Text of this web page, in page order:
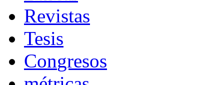
Revistas
Tesis
Congresos